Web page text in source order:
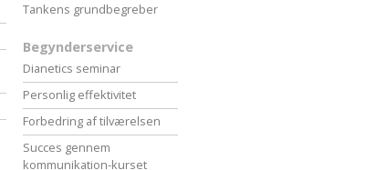
Tankens grundbegreber
Begynderservice
Dianetics seminar
Personlig effektivitet
Forbedring af tilværelsen
Succes gennem
kommunikation-kurset